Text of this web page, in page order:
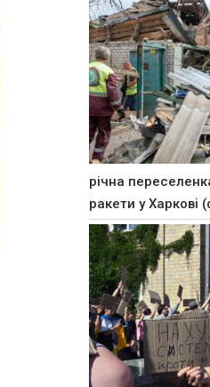
річна
ракети у Харкові